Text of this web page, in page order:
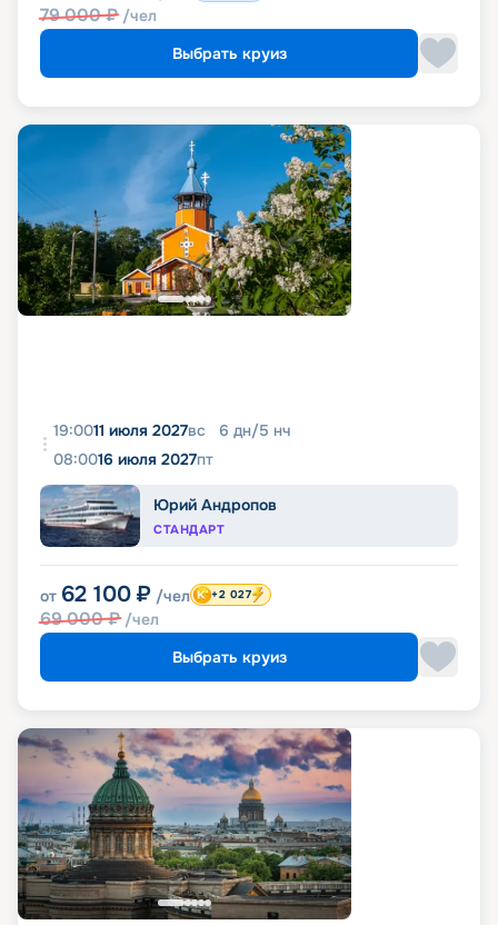
79 000₽ /чел
Выбрать круиз
19:0011 июля 2027вс 6 дн/5 нч
08:0016 июля 2027пт
Юрий Андропов
СТАНДАРТ
от 62 100 ₽ /чел
69 000₽ /чел
+2 027
Выбрать круиз